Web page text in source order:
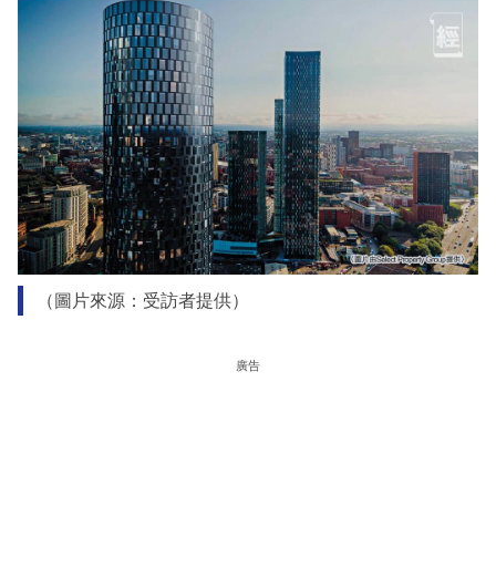
（圖片來源：受訪者提供）
廣告